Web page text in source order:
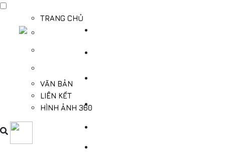
TRANG CHỦ
TỔNG QUAN
THÔNG TIN DU LỊCH BÌNH DƯƠNG
VĂN BẢN
LIÊN KẾT
HÌNH ẢNH 360